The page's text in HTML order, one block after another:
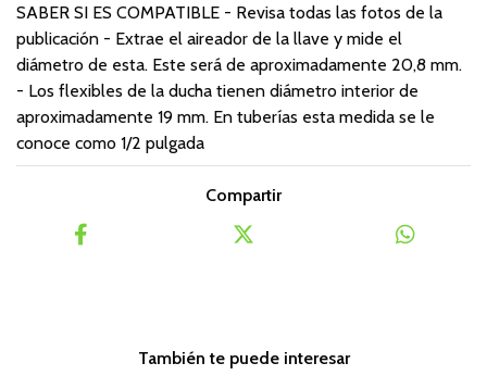
SABER SI ES COMPATIBLE - Revisa todas las fotos de la
publicación - Extrae el aireador de la llave y mide el
diámetro de esta. Este será de aproximadamente 20,8 mm.
- Los flexibles de la ducha tienen diámetro interior de
aproximadamente 19 mm. En tuberías esta medida se le
conoce como 1/2 pulgada
Compartir
También te puede interesar